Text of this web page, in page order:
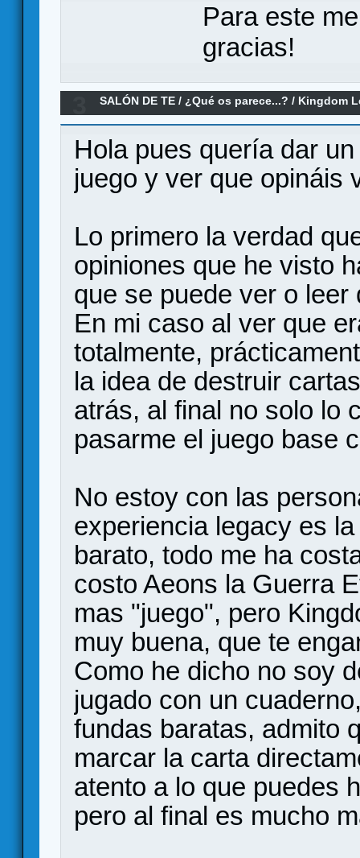
Para este
gracias!
SALÓN DE TE / ¿Qué os parece...? / Kingdom
Hola pues quería dar
juego y ver que opináis
Lo primero la verdad
opiniones que he visto
que se puede ver o leer
En mi caso al ver que
totalmente,
la idea de destruir
atrás, al final no solo lo
pasarme el juego base
No estoy con las
experiencia legacy es
barato, todo me ha
costo Aeons la Guerra
mas "juego", pero
muy buena, que te
Como he dicho no soy
jugado con un
fundas baratas, admito
marcar la carta
atento a lo que puedes
pero al final es mucho